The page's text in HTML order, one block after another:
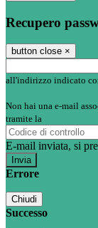
Recupero
button close ×
all'indirizzo indicato
Non hai una e-mail
tramite la
E-mail inviata, si
Errore
Chiudi
Successo